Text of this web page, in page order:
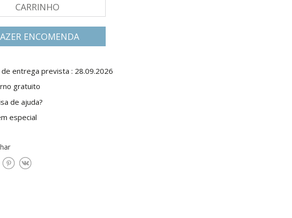
CARRINHO
ENCOMENDA
de entrega prevista : 28.09.2026
gratuito
de ajuda?
especial